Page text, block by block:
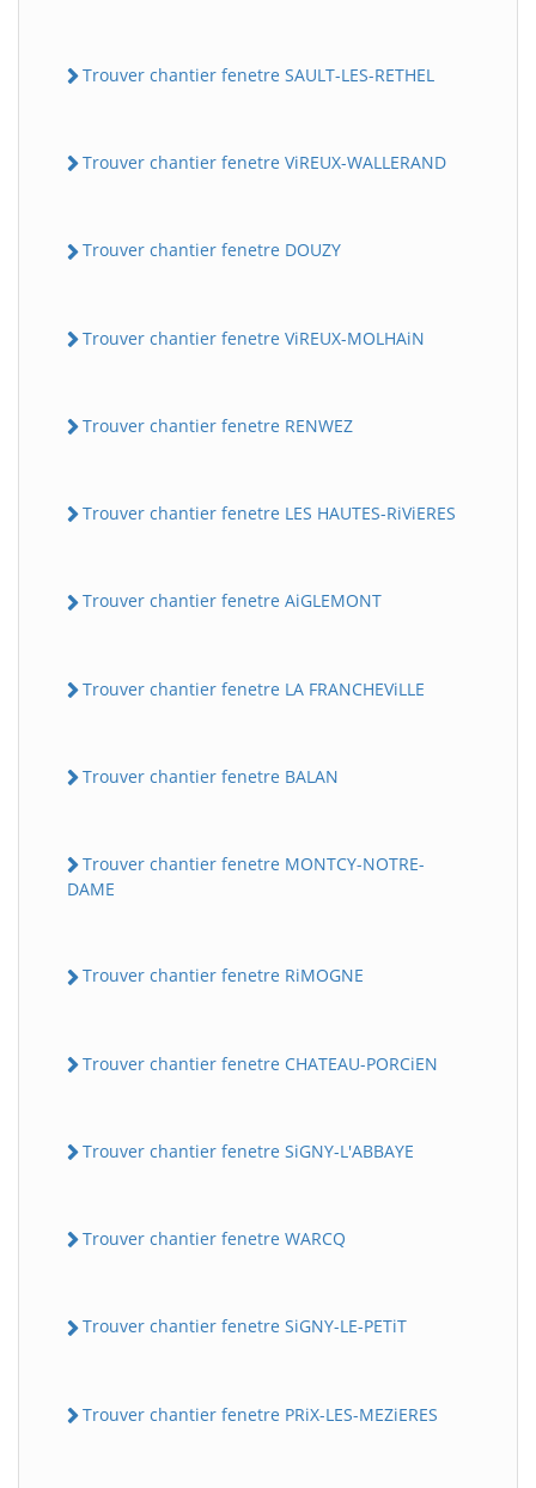
Trouver chantier fenetre SAULT-LES-RETHEL
Trouver chantier fenetre ViREUX-WALLERAND
Trouver chantier fenetre DOUZY
Trouver chantier fenetre ViREUX-MOLHAiN
Trouver chantier fenetre RENWEZ
Trouver chantier fenetre LES HAUTES-RiViERES
Trouver chantier fenetre AiGLEMONT
Trouver chantier fenetre LA FRANCHEViLLE
Trouver chantier fenetre BALAN
Trouver chantier fenetre MONTCY-NOTRE-
DAME
Trouver chantier fenetre RiMOGNE
Trouver chantier fenetre CHATEAU-PORCiEN
Trouver chantier fenetre SiGNY-L'ABBAYE
Trouver chantier fenetre WARCQ
Trouver chantier fenetre SiGNY-LE-PETiT
Trouver chantier fenetre PRiX-LES-MEZiERES